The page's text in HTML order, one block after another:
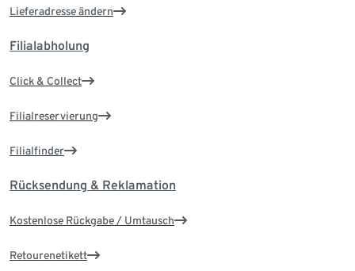
Lieferadresse ändern
Filialabholung
Click & Collect
Filialreservierung
Filialfinder
Rücksendung & Reklamation
Kostenlose Rückgabe / Umtausch
Retourenetikett